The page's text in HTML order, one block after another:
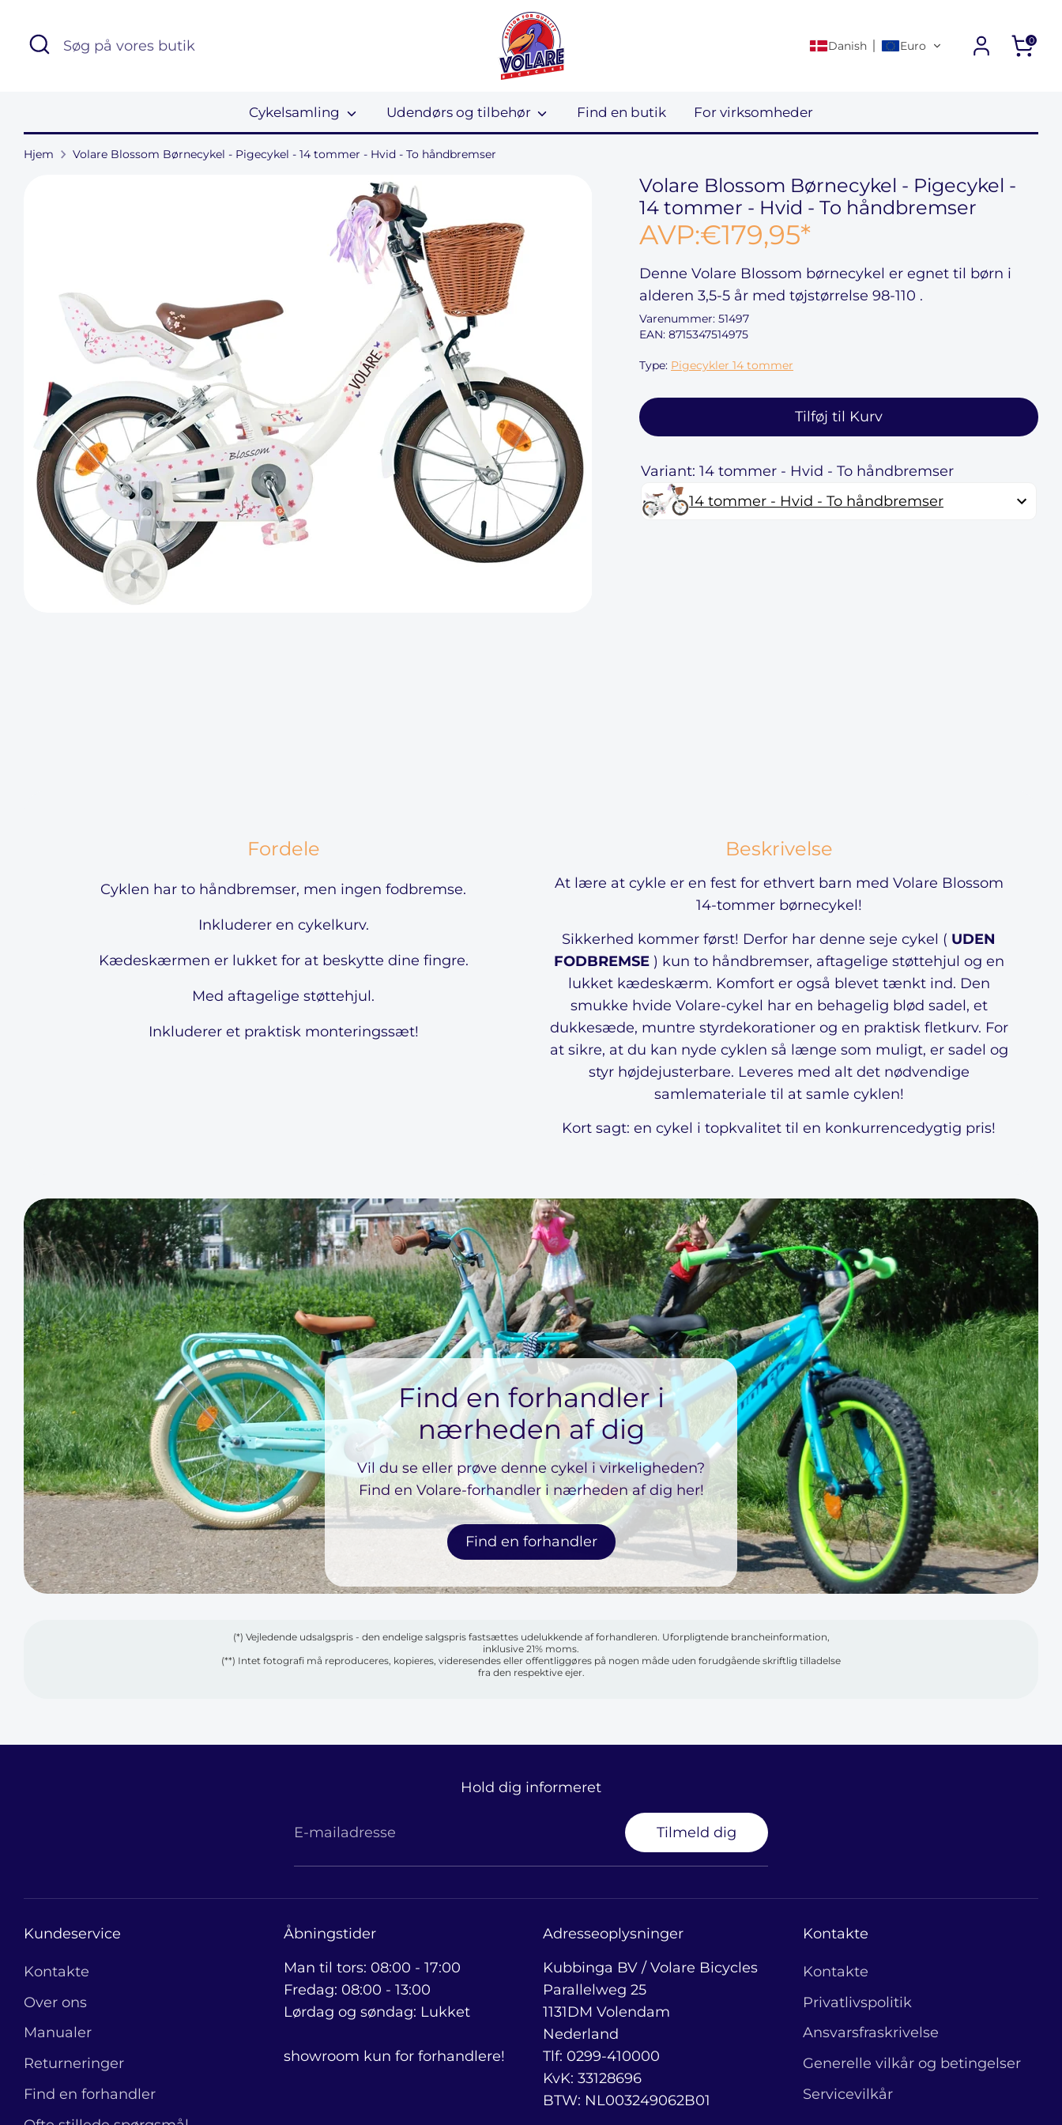
indhold
Søg
Søg
Danish Euro 0
Cykelsamling Udendørs og tilbehør Find en butik For virksomheder
Hjem Volare Blossom Børnecykel - Pigecykel - 14 tommer - Hvid - To håndbremser
Volare Blossom Børnecykel - Pigecykel -
14 tommer - Hvid - To håndbremser
AVP:€179,95*
DenneVolare Blossom børnecykel er egnet til børn i
alderen3,5-5 år med tøjstørrelse98-110 .
Varenummer:51497
EAN: 8715347514975
Type: Pigecykler 14 tommer
Tilføj til Kurv
Variant: 14 tommer - Hvid - To håndbremser
14 tommer - Hvid - To håndbremser
Fordele
Cyklen har to håndbremser, men ingen fodbremse.
Inkluderer en cykelkurv.
Kædeskærmen er lukket for at beskytte dine fingre.
Med aftagelige støttehjul.
Inkluderer et praktisk monteringssæt!
Beskrivelse
At lære at cykle er en fest for ethvert barn med Volare Blossom
14-tommer børnecykel!
Sikkerhed kommer først! Derfor har denne seje cykel ( UDEN
FODBREMSE) kun to håndbremser, aftagelige støttehjul og en
lukket kædeskærm. Komfort er også blevet tænkt ind. Den
smukke hvide Volare-cykel har en behagelig blød sadel, et
dukkesæde, muntre styrdekorationer og en praktisk fletkurv. For
at sikre, at du kan nyde cyklen så længe som muligt, er sadel og
styr højdejusterbare. Leveres med alt det nødvendige
samlemateriale til at samle cyklen!
Kort sagt: en cykel i topkvalitet til en konkurrencedygtig pris!
Find en forhandler i
nærheden af ​​dig
Vil du se eller prøve denne cykel i virkeligheden?
Find en Volare-forhandler i nærheden af ​​dig her!
Find en forhandler
(*) Vejledende udsalgspris - den endelige salgspris fastsættes udelukkende af forhandleren. Uforpligtende brancheinformation,
inklusive 21% moms.
(**) Intet fotografi må reproduceres, kopieres, videresendes eller offentliggøres på nogen måde uden forudgående skriftlig tilladelse
fra den respektive ejer.
Hold dig informeret
E-mailadresse Tilmeld dig
Kundeservice
Kontakte
Over ons
Manualer
Returneringer
Find en forhandler
Åbningstider
Man til tors: 08:00 - 17:00
Fredag: 08:00 - 13:00
Lørdag og søndag: Lukket
showroom kun for forhandlere!
Adresseoplysninger
Kubbinga BV / Volare Bicycles
Parallelweg 25
1131DM Volendam
Nederland
Tlf: 0299-410000
KvK: 33128696
BTW: NL003249062B01
Kontakte
Kontakte
Privatlivspolitik
Ansvarsfraskrivelse
Generelle vilkår og betingelser
Servicevilkår